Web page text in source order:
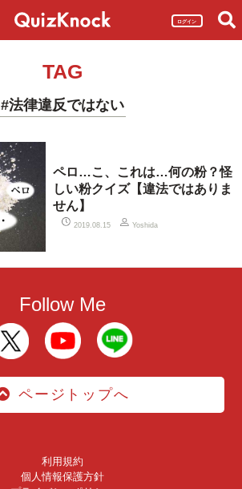
ログイン
TAG
#法律違反ではない
ペロ…こ、これは…何の粉？怪
しい粉クイズ【違法ではありま
せん】
2019.08.15 Yoshida
Follow Me
ページトップへ
利用規約
個人情報保護方針